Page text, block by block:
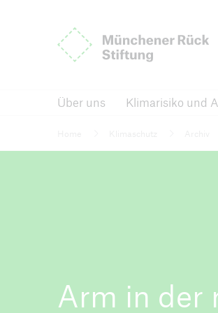
Über uns Klimarisiko und
Arm in der
Inclusive Insurance